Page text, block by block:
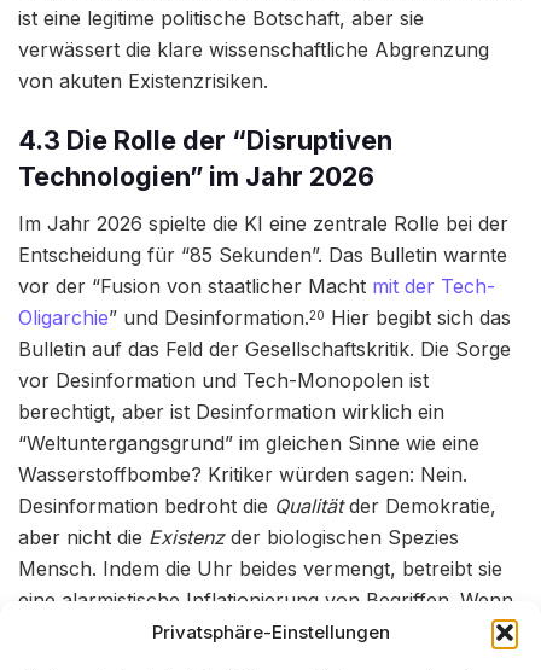
Privatsphäre-Einstellungen
ist eine legitime politische Botschaft, aber sie
verwässert die klare wissenschaftliche Abgrenzung
von akuten Existenzrisiken.
4.3 Die Rolle der “Disruptiven
Technologien” im Jahr 2026
Im Jahr 2026 spielte die KI eine zentrale Rolle bei der
Entscheidung für “85 Sekunden”. Das Bulletin warnte
vor der “Fusion von staatlicher Macht mit der Tech-
Oligarchie” und Desinformation.20 Hier begibt sich das
Bulletin auf das Feld der Gesellschaftskritik. Die Sorge
vor Desinformation und Tech-Monopolen ist
berechtigt, aber ist Desinformation wirklich ein
“Weltuntergangsgrund” im gleichen Sinne wie eine
Wasserstoffbombe? Kritiker würden sagen: Nein.
Desinformation bedroht die Qualitätder Demokratie,
aber nicht die Existenzder biologischen Spezies
Mensch. Indem die Uhr beides vermengt, betreibt sie
eine alarmistische Inflationierung von Begriffen. Wenn
alles “Doomsday” ist, ist nichts mehr “Doomsday”.